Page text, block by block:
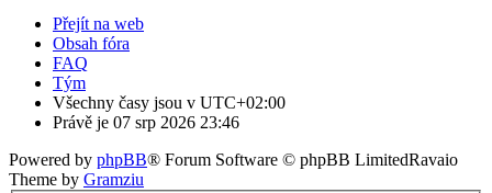
Přejít na web
Obsah fóra
FAQ
Tým
Všechny časy jsou v UTC+02:00
Právě je 07 srp 2026 23:46
Powered by phpBB® Forum Software © phpBB LimitedRavaio
Theme by Gramziu